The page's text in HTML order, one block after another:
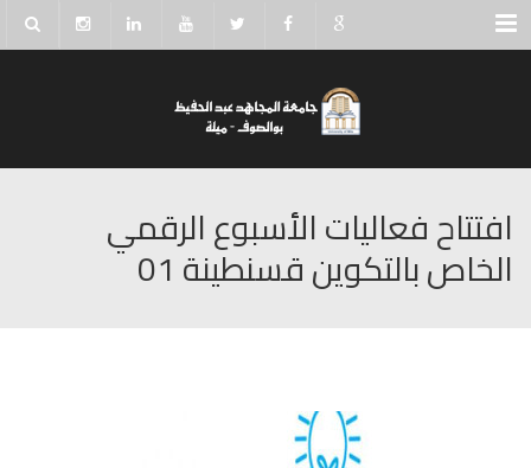
Menu
افتتاح فعاليات الأسبوع الرقمي
الخاص بالتكوين قسنطينة 01